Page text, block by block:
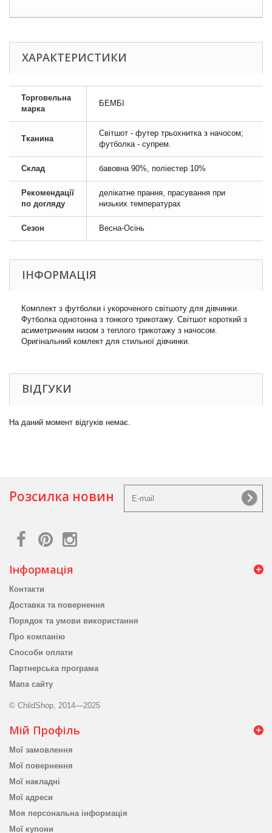
ХАРАКТЕРИСТИКИ
Торговельна
марка
БЕМБІ
Тканина
Світшот - футер трьохнитка з начосом;
футболка - супрем.
Склад бавовна 90%, поліестер 10%
Рекомендації
по догляду
делікатне прання, прасування при
низьких температурах
Сезон Весна-Осінь
ІНФОРМАЦІЯ
Комплект з футболки і укороченого світшоту для дівчинки.
Футболка однотонна з тонкого трикотажу. Світшот короткий з
асиметричним низом з теплого трикотажу з начосом.
Оригінальний комлект для стильної дівчинки.
ВІДГУКИ
На даний момент відгуків немає.
Розсилка новин
Інформація
Контакти
Доставка та повернення
Порядок та умови використання
Про компанію
Способи оплати
Партнерська програма
Мапа сайту
© ChildShop, 2014—2025
Мій Профіль
Мої замовлення
Мої повернення
Мої накладні
Мої адреси
Моя персональна інформація
Мої купони